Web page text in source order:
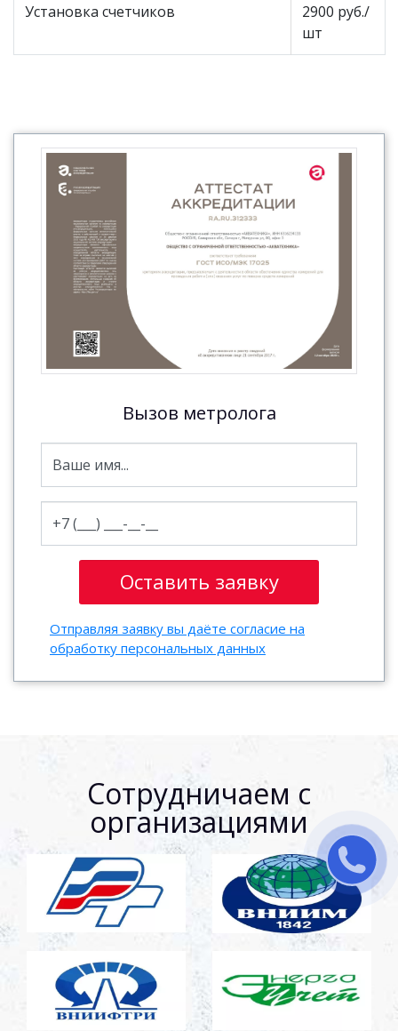
Установка счетчиков
2900 руб./
шт
Вызов метролога
Отправляя заявку вы даёте согласие на
обработку персональных данных
Сотрудничаем с
организациями